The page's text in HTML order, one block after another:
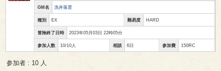
GM名 洗井落雲
種別 EX 難易度 HARD
冒険終了日時 2023年05月03日 22時05分
参加人数 10/10人 相談 6日 参加費 150RC
参加者 : 10 人